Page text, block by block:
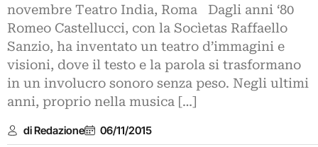
novembre Teatro India, Roma Dagli anni ‘80
Romeo Castellucci, con la Socìetas Raffaello
Sanzio, ha inventato un teatro d’immagini e
visioni, dove il testo e la parola si trasformano
in un involucro sonoro senza peso. Negli ultimi
anni, proprio nella musica […]
di Redazione 06/11/2015